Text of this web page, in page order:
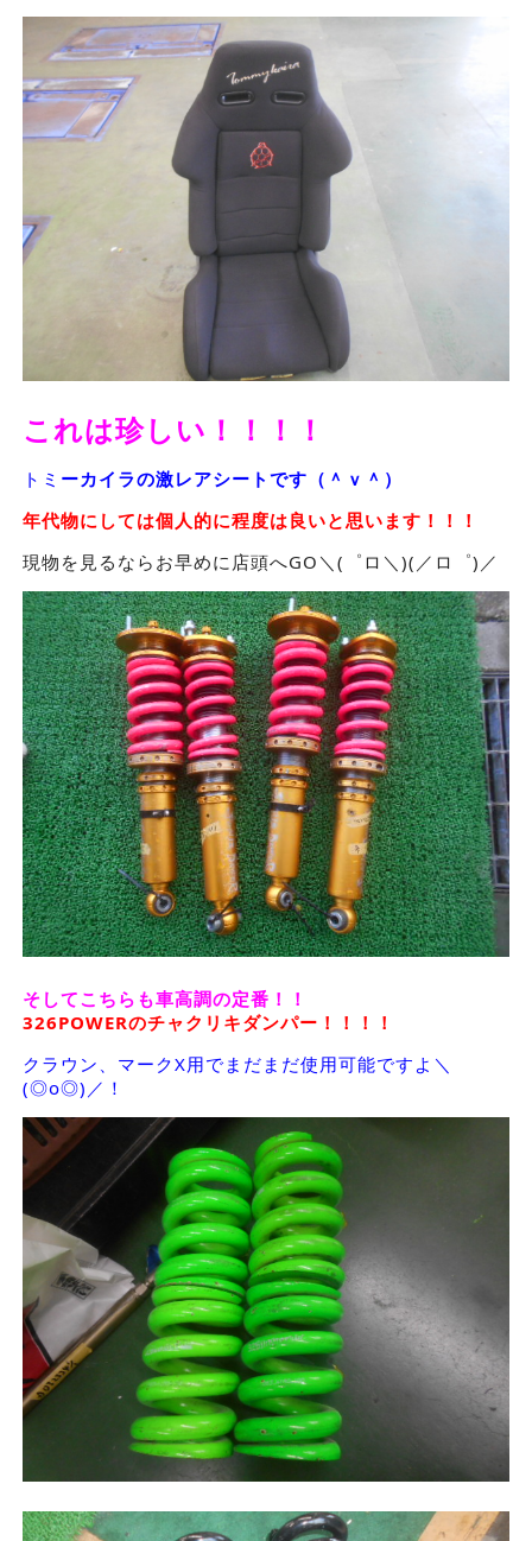
これは珍しい！！！！
トミ ーカイラの激レアシートです（＾ｖ＾）
年代物にしては個人的に程度は良いと思います！！！
現物を見るならお早めに店頭へGO＼(゜ロ＼)(／ロ゜)／
そしてこちらも車高調の定番！！
326POWERのチャクリキダンパー！！！！
クラウン、マークX用でまだまだ使用可能ですよ＼
(◎o◎)／！